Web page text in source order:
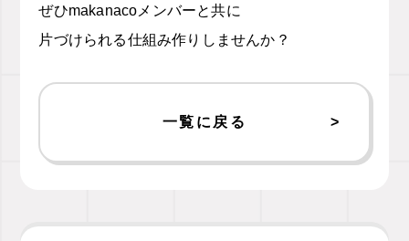
ぜひmakanacoメンバーと共に
片づけられる仕組み作りしませんか？
一覧に戻る